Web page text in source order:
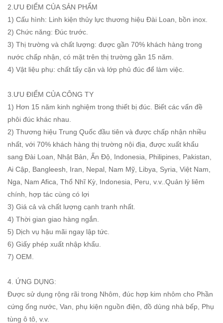
2.ƯU ĐIỂM CỦA SẢN PHẨM
1) Cấu hình: Linh kiện thủy lực thương hiệu Đài Loan, bồn inox.
2) Chức năng: Đúc trước.
3) Thị trường và chất lượng: được gần 70% khách hàng trong
nước chấp nhận, có mặt trên thị trường gần 15 năm.
4) Vật liệu phụ: chất tẩy cặn và lớp phủ đúc để làm việc.
3.ƯU ĐIỂM CỦA CÔNG TY
1) Hơn 15 năm kinh nghiệm trong thiết bị đúc. Biết các vấn đề
phôi đúc khác nhau.
2) Thương hiệu Trung Quốc đầu tiên và được chấp nhận nhiều
nhất, với 70% khách hàng thị trường nội địa, được xuất khẩu
sang Đài Loan, Nhật Bản, Ấn Độ, Indonesia, Philipines, Pakistan,
Ai Cập, Bangleesh, Iran, Nepal, Nam Mỹ, Libya, Syria, Việt Nam,
Nga, Nam Afica, Thổ Nhĩ Kỳ, Indonesia, Peru, v.v..Quản lý liêm
chính, hợp tác cùng có lợi
3) Giá cả và chất lượng cạnh tranh nhất.
4) Thời gian giao hàng ngắn.
5) Dịch vụ hậu mãi ngay lập tức.
6) Giấy phép xuất nhập khẩu.
7) OEM.
4. ỨNG DỤNG:
Được sử dụng rộng rãi trong Nhôm, đúc hợp kim nhôm cho Phần
cứng ống nước, Van, phụ kiện nguồn điện, đồ dùng nhà bếp, Phụ
tùng ô tô, v.v.